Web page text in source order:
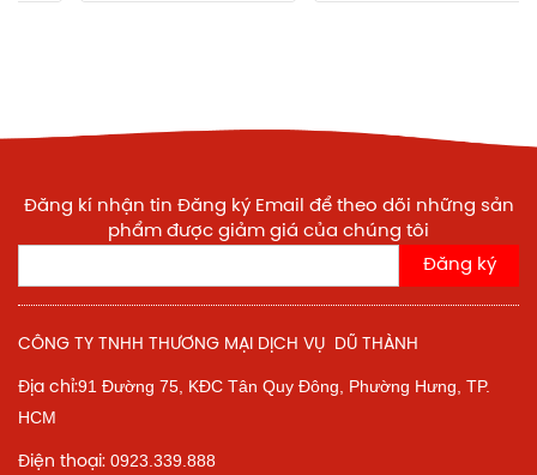
Đăng kí nhận tin Đăng ký Email để theo dõi những sản
phẩm được giảm giá của chúng tôi
Đăng ký
CÔNG TY TNHH THƯƠNG MẠI DỊCH VỤ DŨ THÀNH
Địa chỉ:91 Đường 75, KĐC Tân Quy Đông, Phường Hưng, TP.
HCM
Điện thoại: 0923.339.888